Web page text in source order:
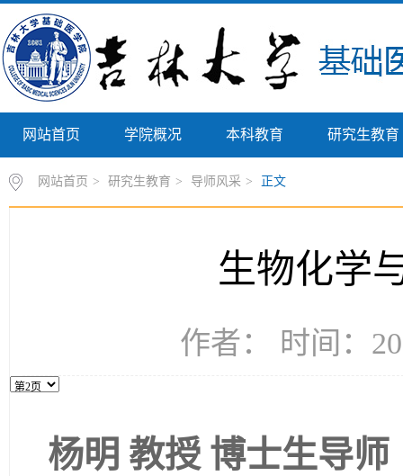
网站首页 学院概况 本科教育 研究生教育
网站首页 > 研究生教育 > 导师风采 > 正文
生物化学
作者： 时间：
杨明 教授 博士生导师